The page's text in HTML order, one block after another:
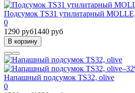
Подсумок TS31 утилитарный
0
1290 руб1440 руб
В корзину
Напашный подсумок TS32, olive
0